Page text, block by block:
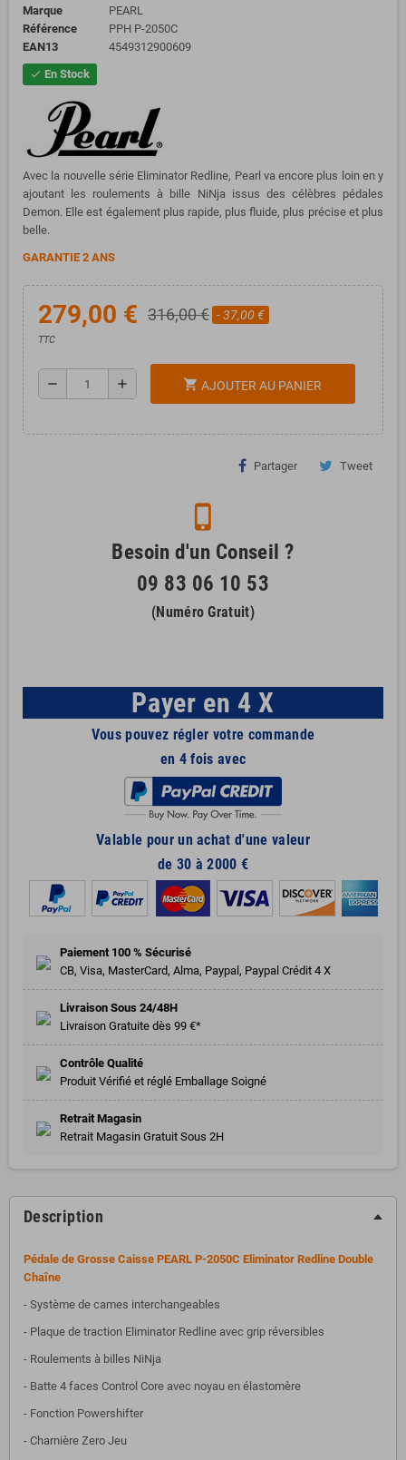
Marque
PEARL
Référence
PPH P-2050C
EAN13
4549312900609
check En Stock
Avec la nouvelle série Eliminator Redline, Pearl va encore plus loin en y
ajoutant les roulements à bille NiNja issus des célèbres pédales
Demon. Elle est également plus rapide, plus fluide, plus précise et plus
belle.
GARANTIE 2 ANS
279,00 € 316,00 € - 37,00 €
TTC
remove add shopping_cart AJOUTER AU PANIER
Partager Tweet
phone_iphone
Besoin d'un Conseil ?
09 83 06 10 53
(Numéro Gratuit)
Payer en 4 X
Vous pouvez régler votre commande
en 4 fois avec
Valable pour un achat d'une valeur
de 30 à 2000 €
Paiement 100 % Sécurisé
CB, Visa, MasterCard, Alma, Paypal, Paypal Crédit 4 X
Livraison Sous 24/48H
Livraison Gratuite dès 99 €*
Contrôle Qualité
Produit Vérifié et réglé Emballage Soigné
Retrait Magasin
Retrait Magasin Gratuit Sous 2H
Description
Pédale de Grosse Caisse PEARL P-2050C Eliminator Redline Double
Chaîne
- Système de cames interchangeables
- Plaque de traction Eliminator Redline avec grip réversibles
- Roulements à billes NiNja
- Batte 4 faces Control Core avec noyau en élastomère
- Fonction Powershifter
- Charnière Zero Jeu